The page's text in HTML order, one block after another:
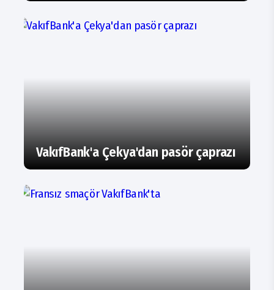
VakıfBank'a Çekya'dan pasör çaprazı